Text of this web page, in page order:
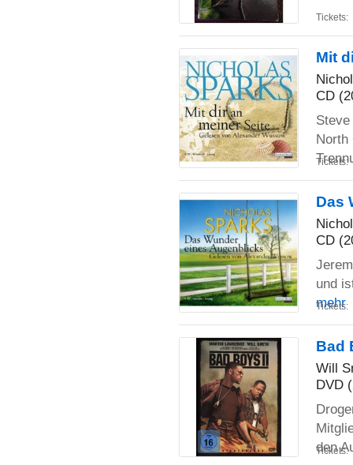
Tickets:
Mit
CD
North
Tickets:
Das
CD
und
mehr
Tickets:
Bad
Will
DVD
den
Tickets: